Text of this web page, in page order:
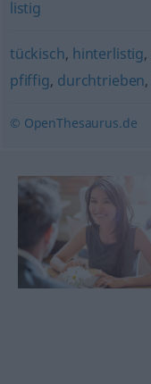
listig
tückisch, hinterlistig,
pfiffig, durchtrieben,
© OpenThesaurus.de